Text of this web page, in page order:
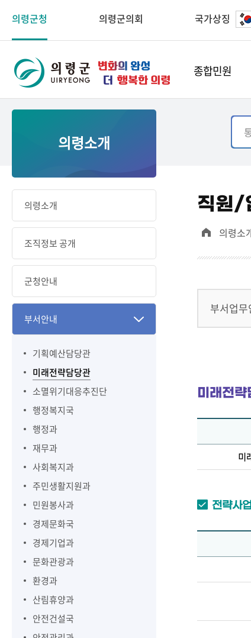
의령군청 의령군의회 국가상징
종합민원
의령소개
의령소개
조직정보 공개
군청안내
부서안내
기획예산담당관
미래전략담당관
소멸위기대응추진단
행정복지국
행정과
재무과
사회복지과
주민생활지원과
민원봉사과
경제문화국
경제기업과
문화관광과
환경과
산림휴양과
안전건설국
직원/
의령소
부서업무
미래전
미
전략사